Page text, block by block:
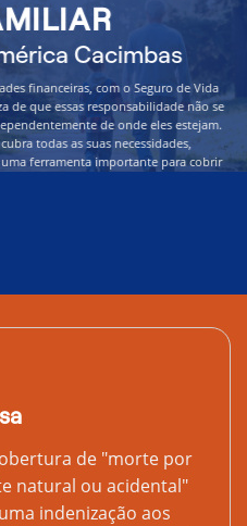
Cacimbas
financeiras, com o Seguro de Vida
de que essas responsabilidade não se
de onde eles estejam.
todas as suas necessidades,
ferramenta importante para cobrir
de "morte por
natural ou acidental"
indenização aos